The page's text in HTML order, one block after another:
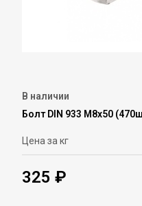
В наличии
Болт DIN 933 М8х50
Цена за кг
325 ₽